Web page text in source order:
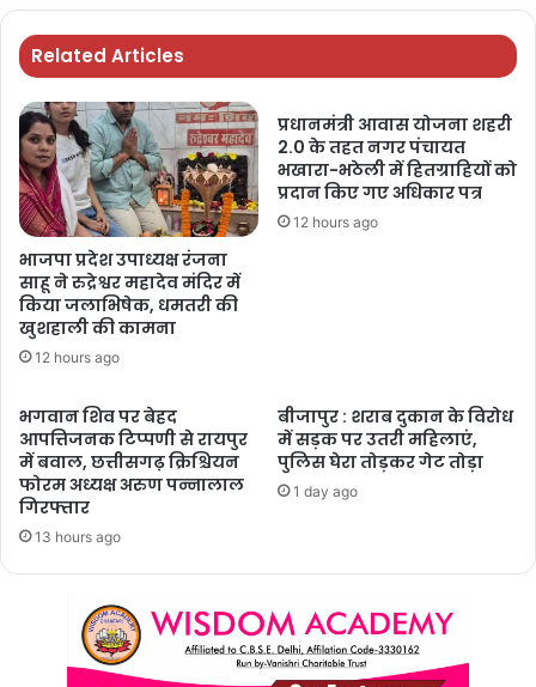
Related Articles
भाजपा प्रदेश उपाध्यक्ष रंजना
साहू ने रुद्रेश्वर महादेव मंदिर में
किया जलाभिषेक, धमतरी की
खुशहाली की कामना
12 hours ago
प्रधानमंत्री आवास योजना शहरी
2.0 के तहत नगर पंचायत
भखारा-भठेली में हितग्राहियों को
प्रदान किए गए अधिकार पत्र
12 hours ago
भगवान शिव पर बेहद
आपत्तिजनक टिप्पणी से रायपुर
में बवाल, छत्तीसगढ़ क्रिश्चियन
फोरम अध्यक्ष अरुण पन्नालाल
गिरफ्तार
13 hours ago
बीजापुर : शराब दुकान के विरोध
में सड़क पर उतरी महिलाएं,
पुलिस घेरा तोड़कर गेट तोड़ा
1 day ago